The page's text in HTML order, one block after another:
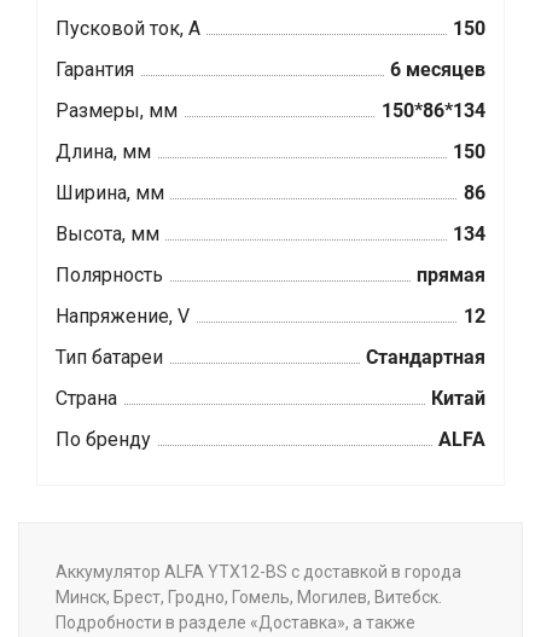
Пусковой ток, А
150
Гарантия
6 месяцев
Размеры, мм
150*86*134
Длина, мм
150
Ширина, мм
86
Высота, мм
134
Полярность
прямая
Напряжение, V
12
Тип батареи
Стандартная
Страна
Китай
По бренду
ALFA
Аккумулятор ALFA YTX12-BS с доставкой в города
Минск, Брест, Гродно, Гомель, Могилев, Витебск.
Подробности в разделе «Доставка», а также